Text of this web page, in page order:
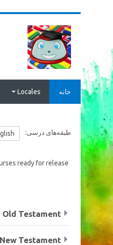
خانه Locales
طبقه‌های درسی:
ready for release.
Old Testament
New Testament